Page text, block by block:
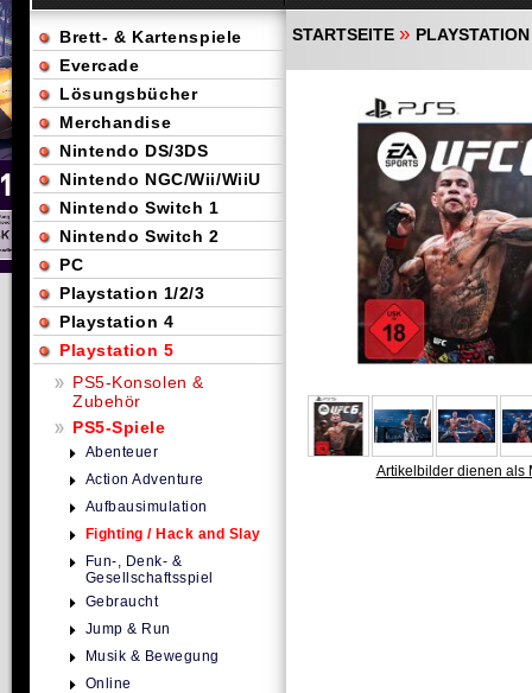
STARTSEITE »
Artikelbilder dienen als
Brett- & Kartenspiele
Evercade
Lösungsbücher
Merchandise
Nintendo DS/3DS
Nintendo NGC/Wii/WiiU
Nintendo Switch 1
Nintendo Switch 2
PC
Playstation 1/2/3
Playstation 4
Playstation 5
PS5-Konsolen &
Zubehör
PS5-Spiele
Abenteuer
Action Adventure
Aufbausimulation
Fighting / Hack and Slay
Fun-, Denk- &
Gesellschaftsspiel
Gebraucht
Jump & Run
Musik & Bewegung
Online